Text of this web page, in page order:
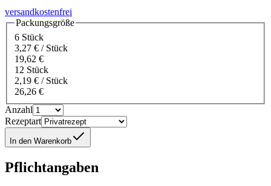
versandkostenfrei
Packungsgröße
6 Stück
3,27 € / Stück
19,62 €
12 Stück
2,19 € / Stück
26,26 €
Anzahl
Rezeptart
In den Warenkorb
Pflichtangaben